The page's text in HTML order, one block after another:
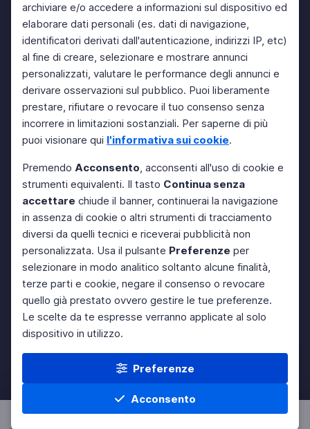
archiviare e/o accedere a informazioni sul dispositivo ed
elaborare dati personali (es. dati di navigazione,
identificatori derivati dall'autenticazione, indirizzi IP, etc)
al fine di creare, selezionare e mostrare annunci
personalizzati, valutare le performance degli annunci e
derivare osservazioni sul pubblico. Puoi liberamente
prestare, rifiutare o revocare il tuo consenso senza
incorrere in limitazioni sostanziali. Per saperne di più
puoi visionare qui l'informativa sui cookie.
Premendo Acconsento, acconsenti all'uso di cookie e
strumenti equivalenti. Il tasto Continua senza
accettare chiude il banner, continuerai la navigazione
in assenza di cookie o altri strumenti di tracciamento
diversi da quelli tecnici e riceverai pubblicità non
personalizzata. Usa il pulsante Preferenze per
selezionare in modo analitico soltanto alcune finalità,
terze parti e cookie, negare il consenso o revocare
quello già prestato ovvero gestire le tue preferenze.
Le scelte da te espresse verranno applicate al solo
dispositivo in utilizzo.
Preferenze
Acconsento